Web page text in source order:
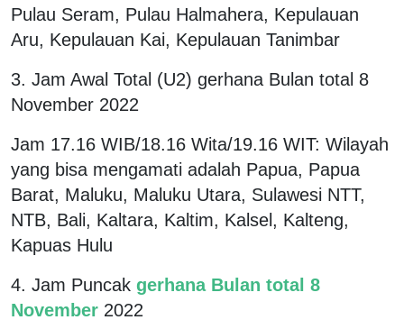
Pulau Seram, Pulau Halmahera, Kepulauan
Aru, Kepulauan Kai, Kepulauan Tanimbar
3. Jam Awal Total (U2) gerhana Bulan total 8
November 2022
Jam 17.16 WIB/18.16 Wita/19.16 WIT: Wilayah
yang bisa mengamati adalah Papua, Papua
Barat, Maluku, Maluku Utara, Sulawesi NTT,
NTB, Bali, Kaltara, Kaltim, Kalsel, Kalteng,
Kapuas Hulu
4. Jam Puncak gerhana Bulan total 8
November 2022